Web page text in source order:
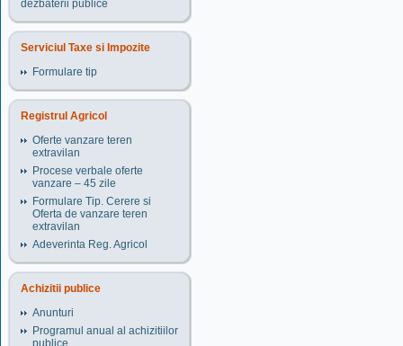
dezbaterii publice
Serviciul Taxe si Impozite
Formulare tip
Registrul Agricol
Oferte vanzare teren
extravilan
Procese verbale oferte
vanzare – 45 zile
Formulare Tip. Cerere si
Oferta de vanzare teren
extravilan
Adeverinta Reg. Agricol
Achizitii publice
Anunturi
Programul anual al achizitiilor
publice